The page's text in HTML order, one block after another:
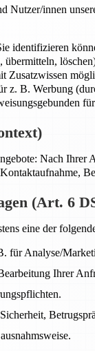
Nutzer/innen
identifizieren
übermitteln,
Zusatzwissen
z. B. Werbung
Nach Ihrer
(Art. 6
eine der
für Analyse/
Ihrer